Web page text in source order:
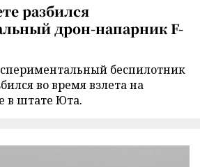
разбился
дрон-напарник F-
беспилотник
во время взлета на
в штате Юта.